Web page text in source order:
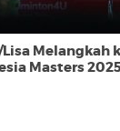
Melangkah
Masters